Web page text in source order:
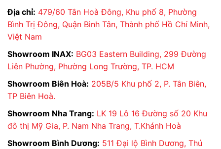
Địa chỉ: 479/60 Tân Hoà Đông, Khu phố 8, Phường
Bình Trị Đông, Quận Bình Tân, Thành phố Hồ Chí Minh,
Việt Nam
Showroom INAX: BG03 Eastern Building, 299 Đường
Liên Phường, Phường Long Trường, TP. HCM
Showroom Biên Hoà: 205B/5 Khu phố 2, P. Tân Biên,
TP Biên Hoà.
Showroom Nha Trang: LK 19 Lô 16 Đường số 20 Khu
đô thị Mỹ Gia, P. Nam Nha Trang, T.Khánh Hoà
Showroom Bình Dương: 511 Đại lộ Bình Dương, Thủ